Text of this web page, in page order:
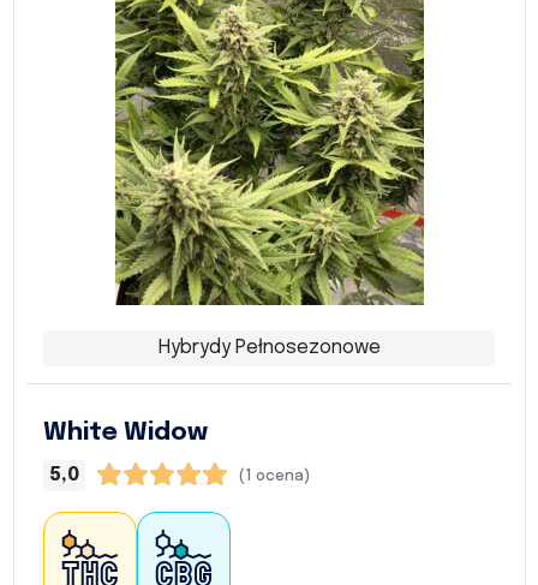
Hybrydy Pełnosezonowe
White Widow
5,0 (1 ocena)